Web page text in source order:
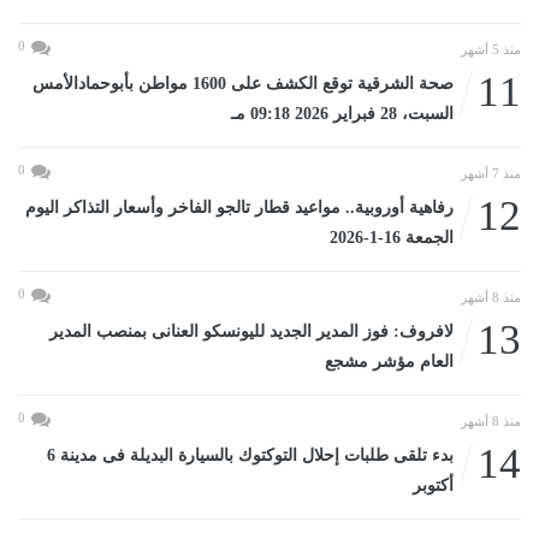
منذ 5 أشهر 0
11
صحة الشرقية توقع الكشف على 1600 مواطن بأبوحمادالأمس
السبت، 28 فبراير 2026 09:18 مـ
منذ 7 أشهر 0
12
رفاهية أوروبية.. مواعيد قطار تالجو الفاخر وأسعار التذاكر اليوم
الجمعة 16-1-2026
منذ 8 أشهر 0
13
لافروف: فوز المدير الجديد لليونسكو العنانى بمنصب المدير
العام مؤشر مشجع
منذ 8 أشهر 0
14
بدء تلقى طلبات إحلال التوكتوك بالسيارة البديلة فى مدينة 6
أكتوبر